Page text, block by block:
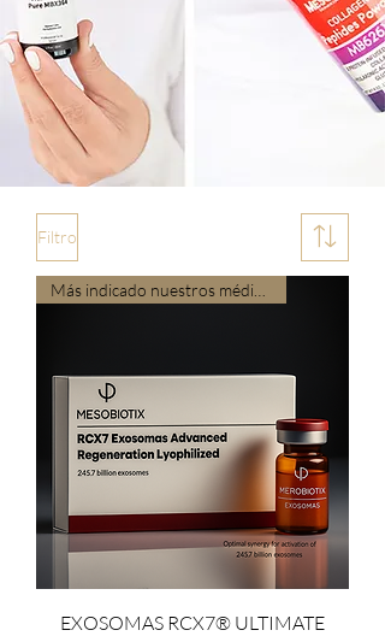
Filtro
EXOSOMAS RCX7® ULTIMATE